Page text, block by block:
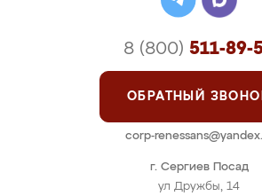
г. Сергиев Посад
ул Дружбы, 14
8 (800) 511-89-
ОБРАТНЫЙ
corp-